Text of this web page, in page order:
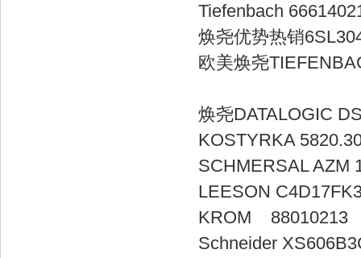
Tiefenbach
焕尧优势热销
欧美焕尧
焕尧
KOSTYRKA
SCHMERSAL
LEESON
KROM
Schneider